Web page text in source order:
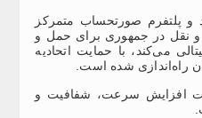
و پلتفرم صورتحساب متمرکز
نقل در جمهوری برای حمل و
می‌کند، با حمایت اتحادیه
راه‌اندازی شده است.
افزایش سرعت، شفافیت و